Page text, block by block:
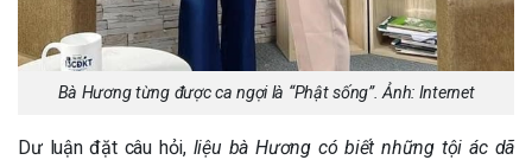
Bà Hương từng được ca ngợi là “Phật sống”. Ảnh: Internet
Dư luận đặt câu hỏi, liệu bà Hương có biết những tội ác dã